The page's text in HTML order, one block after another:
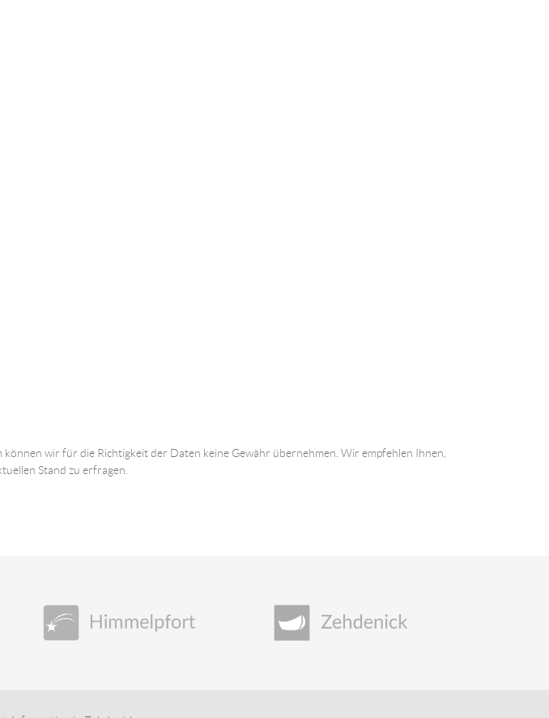
wir für die Richtigkeit der Daten keine Gewähr übernehmen. Wir empfehlen Ihnen,
Stand zu erfragen.